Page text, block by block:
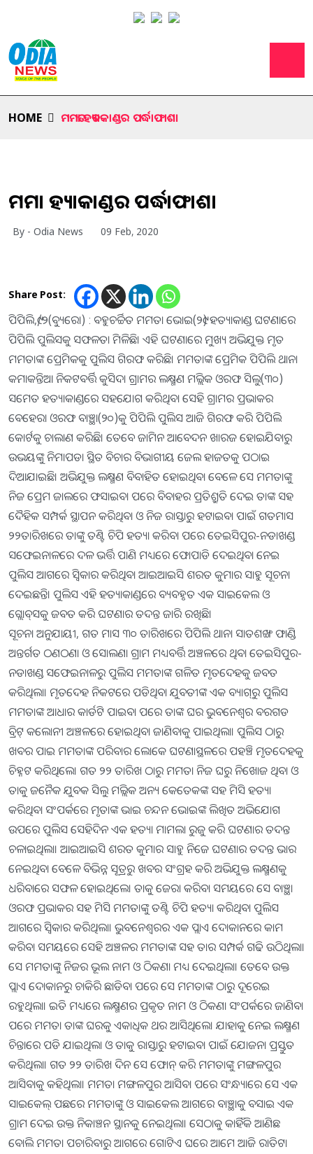
HOME ମମତା ହତ୍ୟାକାଣ୍ଡର ପର୍ଦ୍ଧାଫାଶ।
ମମତା ହତ୍ୟାକାଣ୍ଡର ପର୍ଦ୍ଧାଫାଶ।
By - Odia News 09 Feb, 2020
Share Post:
ପିପିଲି,୯/୨(ବ୍ୟୁରୋ) : ବହୁଚର୍ଚ୍ଚିତ ମମତା ଭୋଇ(୨୯) ହତ୍ୟାକାଣ୍ଡ ଘଟଣାରେ
ପିପିଲି ପୁଲିସକୁ ସଫଳତା ମିଳିଛି। ଏହି ଘଟଣାରେ ମୁଖ୍ୟ ଅଭିଯୁକ୍ତ ମୃତ
ମମତାଙ୍କ ପ୍ରେମିକକୁ ପୁଲିସ ଗିରଫ କରିଛି। ମମତାଙ୍କ ପ୍ରେମିକ ପିପିଲି ଥାନା
କମାକନ୍ତିଆ ନିକଟବର୍ତ୍ତି କୁସିଦା ଗ୍ରାମର ଲକ୍ଷ୍ମଣ ମଲ୍ଲିକ ଓରଫ ସିଲୁ(୩୦)
ସମେତ ହତ୍ୟାକାଣ୍ଡରେ ସହଯୋଗ କରିଥିବା ସେହି ଗ୍ରାମର ପ୍ରଭାକର
ବେହେରା ଓରଫ ବାଞ୍ଛା(୨୦)କୁ ପିପିଲି ପୁଲିସ ଆଜି ଗିରଫ କରି ପିପିଲି
କୋର୍ଟକୁ ଚାଲାଣ କରିଛି। ତେବେ ଜାମିନ ଆବେଦନ ଖାରଜ ହୋଇଯିବାରୁ
ଉଭୟଙ୍କୁ ନିମାପଡା ସ୍ଥିତ ବିଚାର ବିଭାଗୀୟ ଜେଲ ହାଜତକୁ ପଠାଇ
ଦିଆଯାଇଛି। ଅଭିଯୁକ୍ତ ଲକ୍ଷ୍ମଣ ବିବାହିତ ହୋଇଥିବା ବେଳେ ସେ ମମତାଙ୍କୁ
ନିଜ ପ୍ରେମ ଜାଲରେ ଫସାଇବା ପରେ ବିବାହର ପ୍ରତିଶ୍ରୁତି ଦେଇ ତାଙ୍କ ସହ
ଦୈହିକ ସମ୍ପର୍କ ସ୍ଥାପନ କରିଥିବା ଓ ନିଜ ରାସ୍ତାରୁ ହଟାଇବା ପାଇଁ ଗତମାସ
୨୨ତାରିଖରେ ତାଙ୍କୁ ତଣ୍ଟି ଚିପି ହତ୍ୟା କରିବା ପରେ ତେଇସିପୁର-ନଡାଖଣ୍ଡ
ସଫେଇନାଳରେ ଦଳ ଭର୍ତ୍ତି ପାଣି ମଧ୍ୟରେ ଫୋପାଡି ଦେଇଥିବା ନେଇ
ପୁଲିସ ଆଗରେ ସ୍ୱିକାର କରିଥିବା ଆଇଆଇସି ଶରତ କୁମାର ସାହୁ ସୂଚନା
ଦେଇଛନ୍ତି। ପୁଲିସ ଏହି ହତ୍ୟାକାଣ୍ଡରେ ବ୍ୟବହୃତ ଏକ ସାଇକେଲ ଓ
ଗ୍ଲୋବ୍‍ସକୁ ଜବତ କରି ଘଟଣାର ତଦନ୍ତ ଜାରି ରଖିଛି।
ସୂଚନା ଅନୁଯାୟୀ, ଗତ ମାସ ୩୦ ତାରିଖରେ ପିପିଲି ଥାନା ସାତଶଙ୍ଖ ଫାଣ୍ଡି
ଅନ୍ତର୍ଗତ ଠଣଠଣା ଓ ସୋଲଣା ଗ୍ରାମ ମଧ୍ୟବର୍ତ୍ତି ଅଞ୍ଚଳରେ ଥିବା ତେଇସିପୁର-
ନଡାଖଣ୍ଡ ସଫେଇନାଳରୁ ପୁଲିସ ମମତାଙ୍କ ଗଳିତ ମୃତଦେହକୁ ଜବତ
କରିଥିଲା। ମୃତଦେହ ନିକଟରେ ପଡିଥିବା ଯୁବତୀଙ୍କ ଏକ ବ୍ୟାଗ୍‍ରୁ ପୁଲିସ
ମମତାଙ୍କ ଆଧାର କାର୍ଡଟି ପାଇବା ପରେ ତାଙ୍କ ଘର ଭୁବନେଶ୍ୱର ବରଗଡ
ବ୍ରିଟ୍‍ କଲୋନୀ ଅଞ୍ଚଳରେ ହୋଇଥିବା ଜାଣିବାକୁ ପାଇଥିଲା। ପୁଲିସ ଠାରୁ
ଖବର ପାଇ ମମତାଙ୍କ ପରିବାର ଲୋକେ ଘଟଣାସ୍ଥଳରେ ପହଞ୍ଚି ମୃତଦେହକୁ
ଚିହ୍ନଟ କରିଥିଲେ। ଗତ ୨୨ ତାରିଖ ଠାରୁ ମମତା ନିଜ ଘରୁ ନିଖୋଜ ଥିବା ଓ
ତାକୁ ଜନୈକ ଯୁବକ ସିଲୁ ମଲ୍ଲିକ ଅନ୍ୟ କେତେକଙ୍କ ସହ ମିସି ହତ୍ୟା
କରିଥିବା ସଂପର୍କରେ ମୃତାଙ୍କ ଭାଇ ଚନ୍ଦନ ଭୋଇଙ୍କ ଲିଖିତ ଅଭିଯୋଗ
ଉପରେ ପୁଲିସ ସେହିଦିନ ଏକ ହତ୍ୟା ମାମଲା ରୁଜୁ କରି ଘଟଣାର ତଦନ୍ତ
ଚଳାଇଥିଲା। ଆଇଆଇସି ଶରତ କୁମାର ସାହୁ ନିଜେ ଘଟଣାର ତଦନ୍ତ ଭାର
ନେଇଥିବା ବେଳେ ବିଭିନ୍ନ ସୂତ୍ରରୁ ଖବର ସଂଗ୍ରହ କରି ଅଭିଯୁକ୍ତ ଲକ୍ଷ୍ମଣକୁ
ଧରିବାରେ ସଫଳ ହୋଇଥିଲେ। ତାକୁ ଜେରା କରିବା ସମୟରେ ସେ ବାଞ୍ଛା
ଓରଫ ପ୍ରଭାକର ସହ ମିସି ମମତାଙ୍କୁ ତଣ୍ଟି ଚିପି ହତ୍ୟା କରିଥିବା ପୁଲିସ
ଆଗରେ ସ୍ୱିକାର କରିଥିଲା। ଭୁବନେଶ୍ୱରର ଏକ ପ୍ଲାଏ ଦୋକାନରେ କାମ
କରିବା ସମୟରେ ସେହି ଅଞ୍ଚଳର ମମତାଙ୍କ ସହ ତାର ସମ୍ପର୍କ ଗଢି ଉଠିଥିଲା।
ସେ ମମତାଙ୍କୁ ନିଜର ଭୂଲ ନାମ ଓ ଠିକଣା ମଧ୍ୟ ଦେଇଥିଲା। ତେବେ ଉକ୍ତ
ପ୍ଲାଏ ଦୋକାନରୁ ଚାକିରି ଛାଡିବା ପରେ ସେ ମମତାଙ୍କ ଠାରୁ ଦୂରେଇ
ରହୁଥିଲା। ଇତି ମଧ୍ୟରେ ଲକ୍ଷ୍ମଣର ପ୍ରକୃତ ନାମ ଓ ଠିକଣା ସଂପର୍କରେ ଜାଣିବା
ପରେ ମମତା ତାଙ୍କ ଘରକୁ ଏକାଧିକ ଥର ଆସିଥିଲେ। ଯାହାକୁ ନେଇ ଲକ୍ଷ୍ମଣ
ଚିନ୍ତାରେ ପଡି ଯାଇଥିଲା ଓ ତାକୁ ରାସ୍ତାରୁ ହଟାଇବା ପାଇଁ ଯୋଜନା ପ୍ରସ୍ତୁତ
କରିଥିଲା। ଗତ ୨୨ ତାରିଖ ଦିନ ସେ ଫୋନ୍‍ କରି ମମତାଙ୍କୁ ମଙ୍ଗଳପୁର
ଆସିବାକୁ କହିଥିଲା। ମମତା ମଙ୍ଗଳପୁର ଆସିବା ପରେ ସଂନ୍ଧ୍ୟାରେ ସେ ଏକ
ସାଇକେଲ୍‍ ପଛରେ ମମତାଙ୍କୁ ଓ ସାଇକେଲ ଆଗରେ ବାଞ୍ଛାକୁ ବସାଇ ଏକ
ଗ୍ରାମ ଦେଇ ଉକ୍ତ ନିକାଞ୍ଚନ ସ୍ଥାନକୁ ନେଇଥିଲା। ସେଠାକୁ କାହିଁକି ଆଣିଛ
ବୋଲି ମମତା ପଚାରିବାରୁ ଆଗରେ ଗୋଟିଏ ଘରେ ଆମେ ଆଜି ରାତିଟା